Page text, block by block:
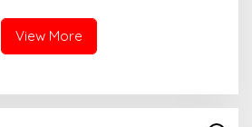
View More